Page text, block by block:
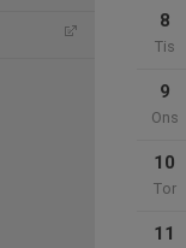
8
Tis
9
Ons
10
Tor
11